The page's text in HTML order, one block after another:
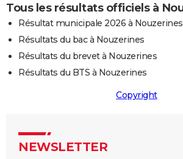
Tous les résultats officiels à
Résultat municipale 2026 à Nouzerines
Résultats du bac à Nouzerines
Résultats du brevet à Nouzerines
Résultats du BTS à Nouzerines
Copyright
NEWSLETTER